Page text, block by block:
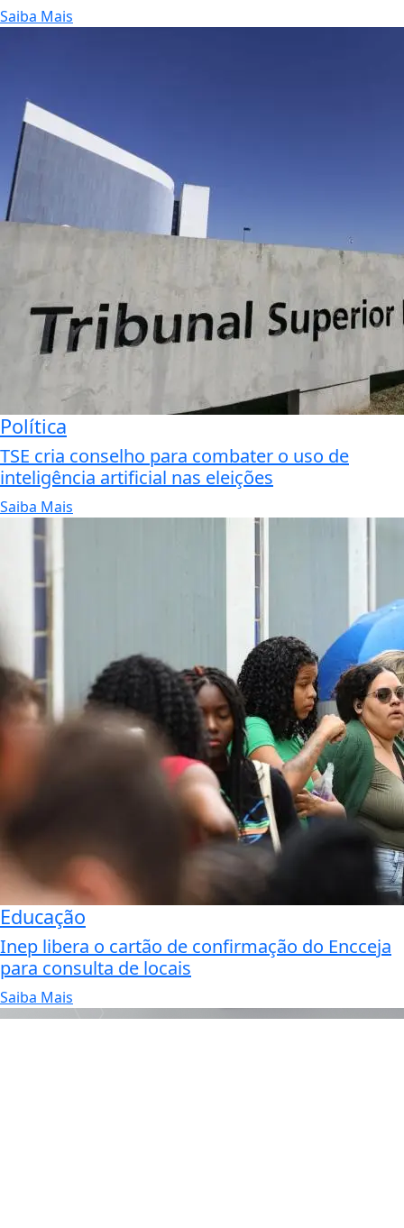
Saiba Mais
Política
TSE cria conselho para combater o uso de
inteligência artificial nas eleições
Saiba Mais
Educação
Inep libera o cartão de confirmação do Encceja
para consulta de locais
Saiba Mais